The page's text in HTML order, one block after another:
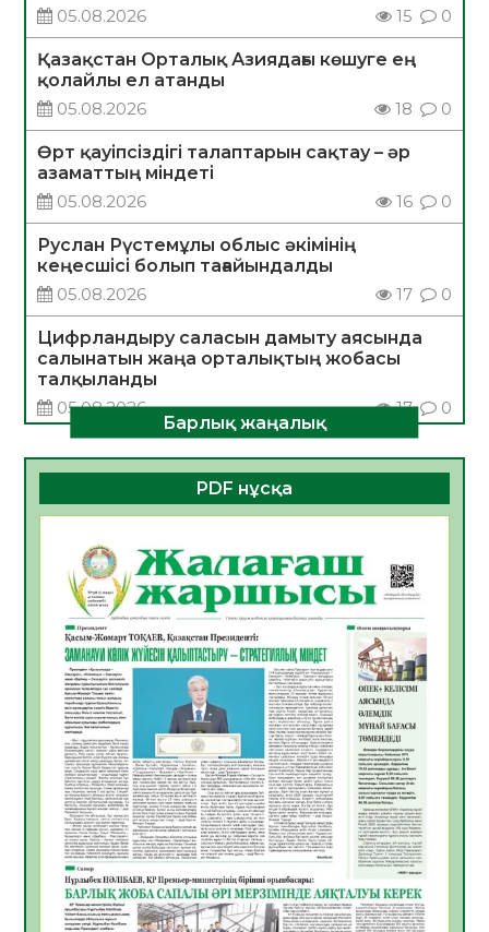
05.08.2026
15 0
Қазақстан Орталық Азиядағы көшуге ең
қолайлы ел атанды
05.08.2026
18 0
Өрт қауіпсіздігі талаптарын сақтау – әр
азаматтың міндеті
05.08.2026
16 0
Руслан Рүстемұлы облыс әкімінің
кеңесшісі болып тағайындалды
05.08.2026
17 0
Цифрландыру саласын дамыту аясында
салынатын жаңа орталықтың жобасы
талқыланды
05.08.2026
17 0
құралдарының таныстырылымы өтті
05.08.2026
17 0
Қазақстандықтардың 72,3%-ы жаңа
Құрылтай үшін дауыс беруге дайын
05.08.2026
18
ӘРБІР ДАУЫС – ҚОҒАМ ДАМУЫНА
ҚОСЫЛҒАН ҮЛЕС
05.08.2026
25
ҚҰРЫЛТАЙ САЙЛАУЫ – БІРЛІК ПЕН
ЖАУАПКЕРШІЛІККЕ БАСТАЙТЫН ҚАДАМ
05.08.2026
24
Мектептен – Ұлттық ұлан сапына
04.08.2026
34
Үкіметтік емес ұйымдарға арналған
сыйлықақы конкурсына өтінім қабылдау
Барлық жаңалық
PDF нұсқа